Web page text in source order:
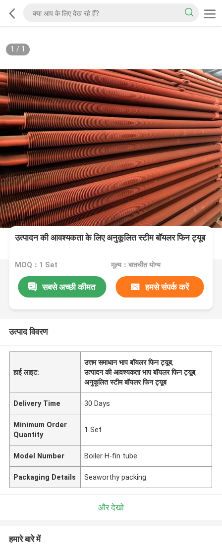
1 / 1
उत्पादन की आवश्यकता के लिए अनुकूलित स्टीम बॉयलर फिन ट्यूब
MOQ：1 Set मूल्य：बातचीत योग्य
सबसे अच्छी कीमत हमसे संपर्क करें
उत्पाद विवरण
हाई लाइट:
उत्तम समाधान भाप बॉयलर फिन ट्यूब,
उत्पादन की आवश्यकता भाप बॉयलर फिन ट्यूब,
अनुकूलित स्टीम बॉयलर फिन ट्यूब
Delivery Time 30 Days
Minimum Order
Quantity
1 Set
Model Number Boiler H-fin tube
Packaging Details Seaworthy packing
और देखो
हमारे बारे में